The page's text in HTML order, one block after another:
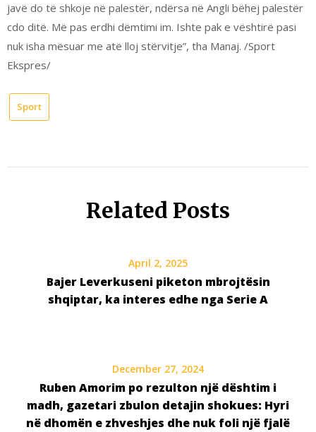
javë do të shkoje në palestër, ndërsa në Angli bëhej palestër
cdo ditë. Më pas erdhi dëmtimi im. Ishte pak e vështirë pasi
nuk isha mësuar me atë lloj stërvitje”, tha Manaj. /Sport
Ekspres/
Sport
Related Posts
April 2, 2025
Bajer Leverkuseni piketon mbrojtësin
shqiptar, ka interes edhe nga Serie A
December 27, 2024
Ruben Amorim po rezulton një dështim i
madh, gazetari zbulon detajin shokues: Hyri
në dhomën e zhveshjes dhe nuk foli një fjalë